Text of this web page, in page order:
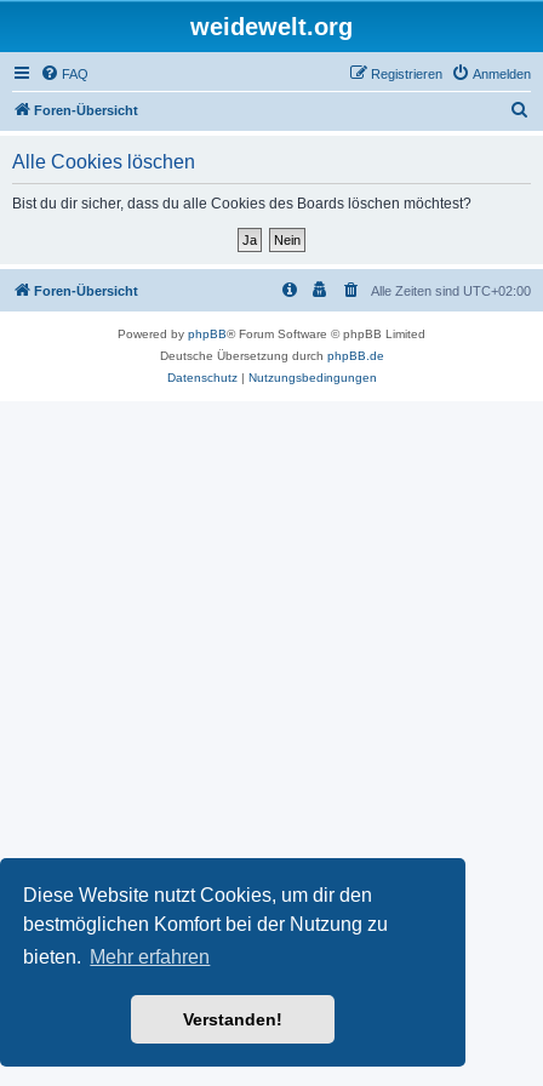
Diese Website nutzt Cookies, um dir den
bestmöglichen Komfort bei der Nutzung zu
bieten. Mehr erfahren
Verstanden!
weidewelt.org
FAQ Anmelden
Registrieren
Foren-Übersicht
Alle Cookies löschen
Bist du dir sicher, dass du alle Cookies des Boards löschen möchtest?
Foren-Übersicht Alle Zeiten sind UTC+02:00
Powered by phpBB® Forum Software © phpBB Limited
Deutsche Übersetzung durch phpBB.de
Datenschutz| Nutzungsbedingungen